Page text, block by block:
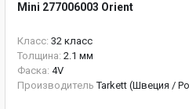
Mini 277006003 Orient
Класс: 32 класс
Толщина: 2.1 мм
Фаска: 4V
Производитель Tarkett (Швеция /